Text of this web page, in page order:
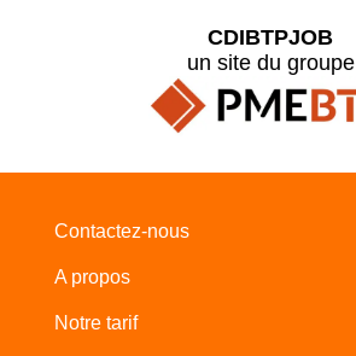
CDIBTPJOB
un site du groupe
Contactez-nous
A propos
Notre tarif